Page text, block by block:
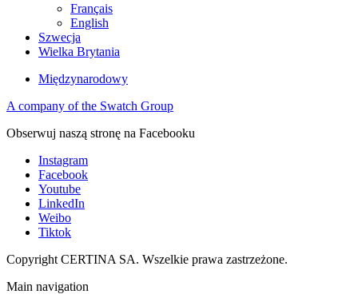
Français
English
Szwecja
Wielka Brytania
Międzynarodowy
A company of the Swatch Group
Obserwuj naszą stronę na Facebooku
Instagram
Facebook
Youtube
LinkedIn
Weibo
Tiktok
Copyright CERTINA SA. Wszelkie prawa zastrzeżone.
Main navigation